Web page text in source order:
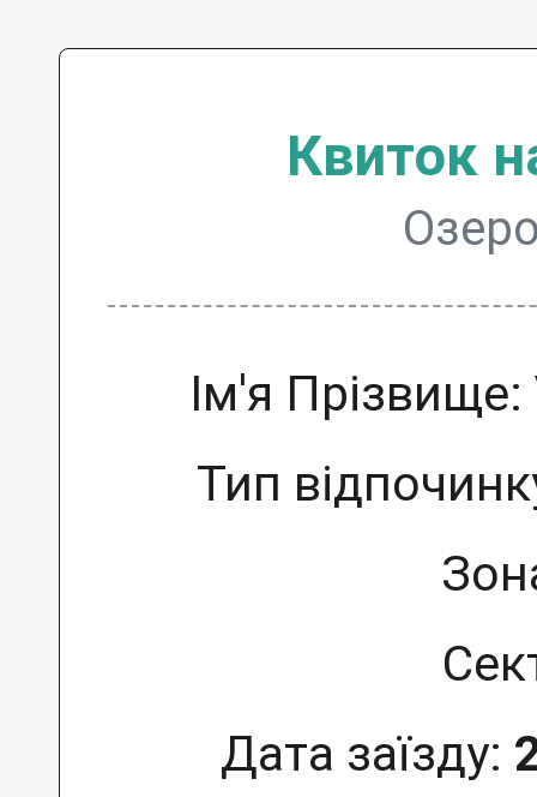
Квиток
Ім'я Прізвище:
Тип
Дата заїзду: